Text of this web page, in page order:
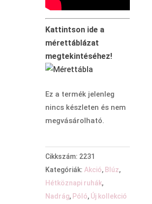
Kattintson ide a
mérettáblázat
megtekintéséhez!
Ez a termék jelenleg
nincs készleten és nem
megvásárolható.
Cikkszám: 2231
Kategóriák: Akció, Blúz,
Hétköznapi ruhák,
Nadrág, Póló, Új kollekció